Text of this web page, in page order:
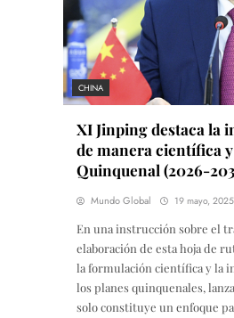
CHINA
XI Jinping destaca la
de manera científica
Quinquenal (2026-
Mundo Global 19 mayo, 2025
En una instrucción sobre el
elaboración de esta hoja de
la formulación científica y la
los planes quinquenales,
solo constituye un enfoque